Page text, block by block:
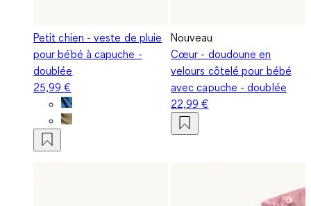
Petit chien - veste de pluie
pour bébé à capuche -
doublée
25,99 €
Nouveau
Cœur - doudoune en
velours côtelé pour bébé
avec capuche - doublée
22,99 €